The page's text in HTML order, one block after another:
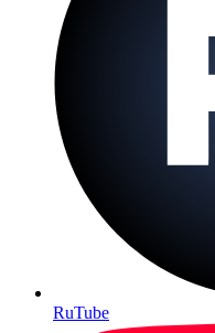
RuTube